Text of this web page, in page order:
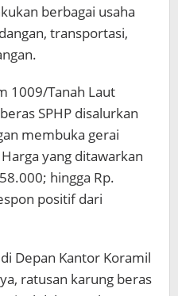
berbagai usaha
transportasi,
1009/Tanah Laut
SPHP disalurkan
membuka gerai
yang ditawarkan
hingga Rp.
positif dari
Depan Kantor Koramil
ratusan karung beras